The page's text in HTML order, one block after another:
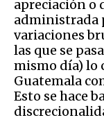
apreciación o
administrada
variaciones
las que se
mismo día) lo
Guatemala
Esto se hace